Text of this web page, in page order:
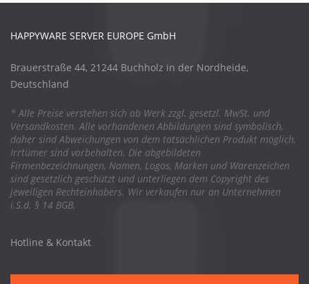
HAPPYWARE SERVER EUROPE GmbH
Brauerstraße 44, 21244 Buchholz in der Nordheide,
Deutschland
* Alle Preise verstehen sich ab Werk zzgl. gesetzl. MwSt. und
Versandkosten. Alle vorhandenen Abbildungen sind symbolisch,
daher sind Abweichungen von dem tatsächlichen Produkt möglich.
Irrtümer sind vorbehalten. Die abgebildeten
Firmenbezeichnungen, Namen, Logos, Marken und Warenzeichen
sind gesetzlich geschützt und unterliegen dem Copyright des
jeweiligen Rechteinhabers. Wir verkaufen nur an Unternehmen
i.S.d. § 14 BGB.
Hotline & Kontakt